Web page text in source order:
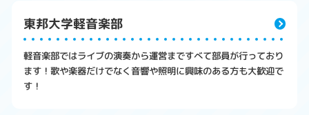
東邦大学軽音楽部
軽音楽部ではライブの演奏から運営まですべて部員が行っており
ます！歌や楽器だけでなく音響や照明に興味のある方も大歓迎で
す！